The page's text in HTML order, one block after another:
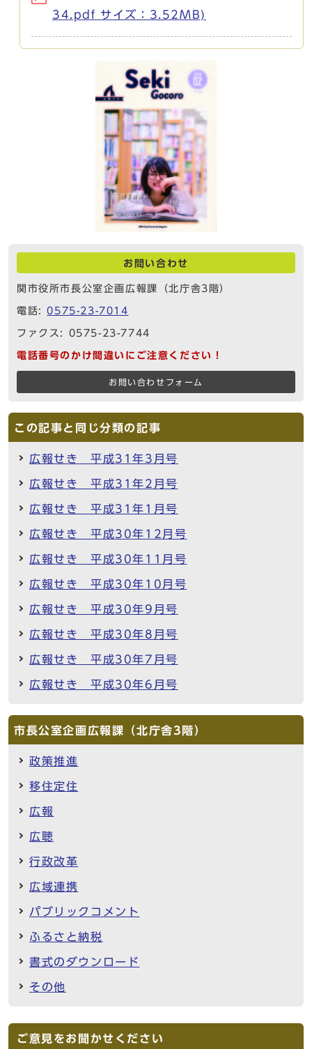
34.pdf サイズ：3.52MB)
お問い合わせ
関市役所市長公室企画広報課（北庁舎3階）
電話:0575-23-7014
ファクス: 0575-23-7744
電話番号のかけ間違いにご注意ください！
お問い合わせフォーム
この記事と同じ分類の記事
広報せき 平成31年3月号
広報せき 平成31年2月号
広報せき 平成31年1月号
広報せき 平成30年12月号
広報せき 平成30年11月号
広報せき 平成30年10月号
広報せき 平成30年9月号
広報せき 平成30年8月号
広報せき 平成30年7月号
広報せき 平成30年6月号
市長公室企画広報課（北庁舎3階）
政策推進
移住定住
広報
広聴
行政改革
広域連携
パブリックコメント
ふるさと納税
書式のダウンロード
その他
ご意見をお聞かせください